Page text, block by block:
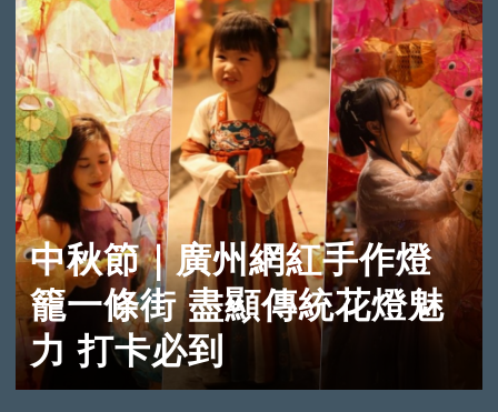
中秋節｜廣州網紅手作燈
籠一條街 盡顯傳統花燈魅
力 打卡必到